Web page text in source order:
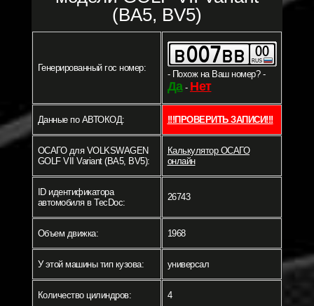
(BA5, BV5)
Генерированный гос номер:
- Похож на Ваш номер? -
Да- Нет
Данные по АВТОКОД: !!!ПРОВЕРИТЬ ЗАПИСИ!!!
ОСАГО для VOLKSWAGEN
GOLF VII Variant (BA5, BV5):
Калькулятор ОСАГО
онлайн
ID идентификатора
автомобиля в TecDoc:
26743
Объем движка: 1968
У этой машины тип кузова: универсал
Количество цилиндров: 4